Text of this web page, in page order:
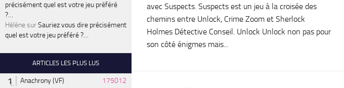
avec Suspects. Suspects est un jeu à la croisée des
chemins entre Unlock, Crime Zoom et Sherlock
Holmes Détective Conseil. Unlock Unlock non pas pour
son côté énigmes mais...
précisément quel est votre jeu préféré
?…
HélènesurSauriez vous dire précisément
quel est votre jeu préféré ?…
ARTICLES LES PLUS LUS
Anachrony (VF)
175012